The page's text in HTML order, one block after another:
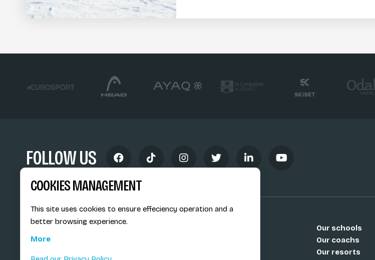
FOLLOW US
Our schools
Our coachs
Our resorts
COOKIES MANAGEMENT
This site uses cookies to ensure effeciency operation and a
better browsing experience.
More